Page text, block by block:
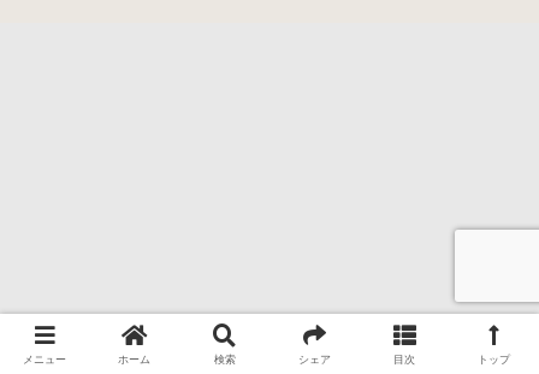
メニュー ホーム 検索 シェア 目次 トップ